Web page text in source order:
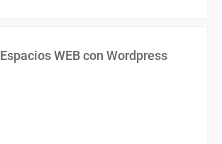
Espacios WEB con Wordpress